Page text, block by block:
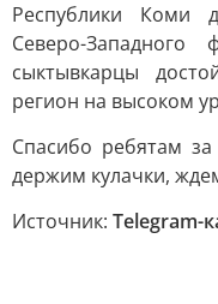
Республики Коми
Северо-Западного
сыктывкарцы
регион на высоком
Спасибо ребятам
держим кулачки,
Источник: